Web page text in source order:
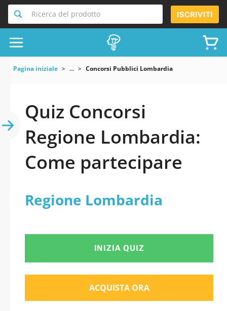
Ricerca del prodotto ISCRIVITI
Pagina iniziale ... Concorsi Pubblici Lombardia
Quiz Concorsi
Regione Lombardia:
Come partecipare
Regione Lombardia
INIZIA QUIZ
ACQUISTA ORA